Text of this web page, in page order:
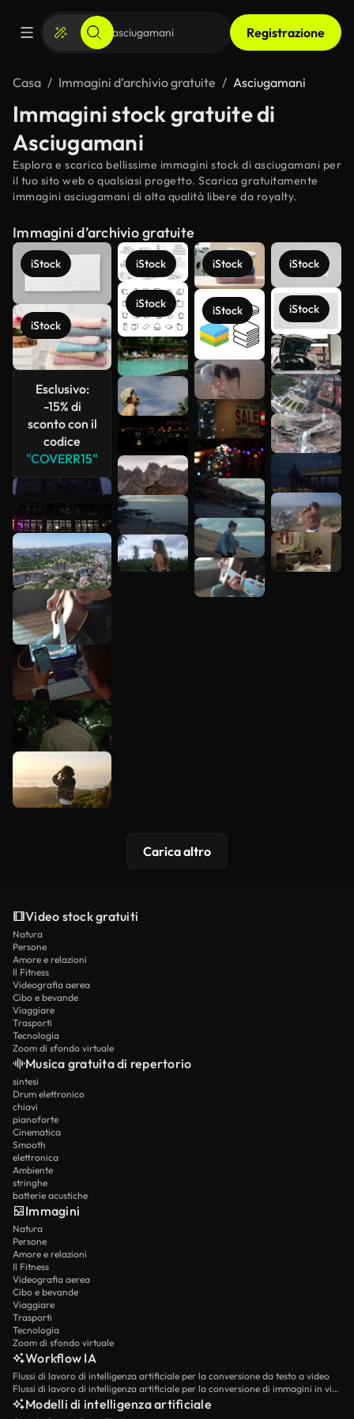
Registrazione
Casa Immagini d’archivio gratuite Asciugamani
Immagini stock gratuite di
Asciugamani
Esplora e scarica bellissime immagini stock di asciugamani per
il tuo sito web o qualsiasi progetto. Scarica gratuitamente
immagini asciugamani di alta qualità libere da royalty.
Immagini d’archivio gratuite
iStock
iStock
Esclusivo:
-15% di
sconto con il
codice
"COVERR15"
iStock
iStock
iStock
iStock
iStock
iStock
Scopri di
più
Carica altro
Video stock gratuiti
Natura
Persone
Amore e relazioni
Il Fitness
Videografia aerea
Cibo e bevande
Viaggiare
Trasporti
Tecnologia
Zoom di sfondo virtuale
Musica gratuita di repertorio
sintesi
Drum elettronico
chiavi
pianoforte
Cinematica
Smooth
elettronica
Ambiente
stringhe
batterie acustiche
Immagini
Natura
Persone
Amore e relazioni
Il Fitness
Videografia aerea
Cibo e bevande
Viaggiare
Trasporti
Tecnologia
Zoom di sfondo virtuale
Workflow IA
Flussi di lavoro di intelligenza artificiale per la conversione da testo a video
Flussi di lavoro di intelligenza artificiale per la conversione di immagini in video
Modelli di intelligenza artificiale